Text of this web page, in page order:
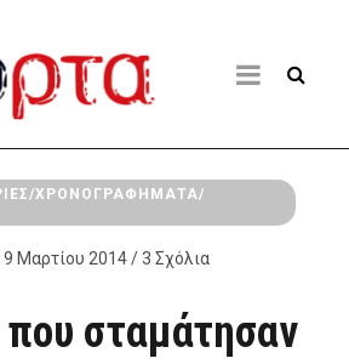
ΧΡΟΝΟΓΡΑΦΉΜΑΤΑ/
Μαρτίου 2014 / 3 Σχόλια
σταμάτησαν